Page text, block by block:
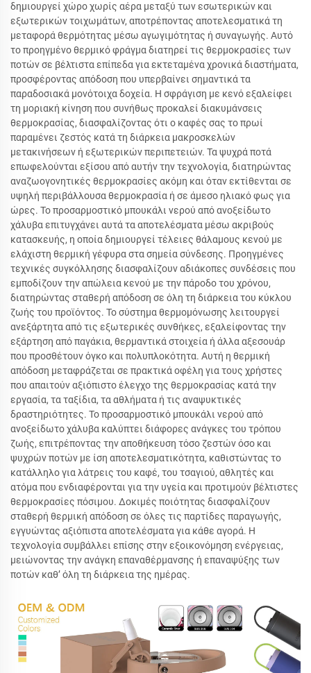
δημιουργεί χώρο χωρίς αέρα μεταξύ των εσωτερικών και
εξωτερικών τοιχωμάτων, αποτρέποντας αποτελεσματικά τη
μεταφορά θερμότητας μέσω αγωγιμότητας ή συναγωγής. Αυτό
το προηγμένο θερμικό φράγμα διατηρεί τις θερμοκρασίες των
ποτών σε βέλτιστα επίπεδα για εκτεταμένα χρονικά διαστήματα,
προσφέροντας απόδοση που υπερβαίνει σημαντικά τα
παραδοσιακά μονότοιχα δοχεία. Η σφράγιση με κενό εξαλείφει
τη μοριακή κίνηση που συνήθως προκαλεί διακυμάνσεις
θερμοκρασίας, διασφαλίζοντας ότι ο καφές σας το πρωί
παραμένει ζεστός κατά τη διάρκεια μακροσκελών
μετακινήσεων ή εξωτερικών περιπετειών. Τα ψυχρά ποτά
επωφελούνται εξίσου από αυτήν την τεχνολογία, διατηρώντας
αναζωογονητικές θερμοκρασίες ακόμη και όταν εκτίθενται σε
υψηλή περιβάλλουσα θερμοκρασία ή σε άμεσο ηλιακό φως για
ώρες. Το προσαρμοστικό μπουκάλι νερού από ανοξείδωτο
χάλυβα επιτυγχάνει αυτά τα αποτελέσματα μέσω ακριβούς
κατασκευής, η οποία δημιουργεί τέλειες θάλαμους κενού με
ελάχιστη θερμική γέφυρα στα σημεία σύνδεσης. Προηγμένες
τεχνικές συγκόλλησης διασφαλίζουν αδιάκοπες συνδέσεις που
εμποδίζουν την απώλεια κενού με την πάροδο του χρόνου,
διατηρώντας σταθερή απόδοση σε όλη τη διάρκεια του κύκλου
ζωής του προϊόντος. Το σύστημα θερμομόνωσης λειτουργεί
ανεξάρτητα από τις εξωτερικές συνθήκες, εξαλείφοντας την
εξάρτηση από παγάκια, θερμαντικά στοιχεία ή άλλα αξεσουάρ
που προσθέτουν όγκο και πολυπλοκότητα. Αυτή η θερμική
απόδοση μεταφράζεται σε πρακτικά οφέλη για τους χρήστες
που απαιτούν αξιόπιστο έλεγχο της θερμοκρασίας κατά την
εργασία, τα ταξίδια, τα αθλήματα ή τις αναψυκτικές
δραστηριότητες. Το προσαρμοστικό μπουκάλι νερού από
ανοξείδωτο χάλυβα καλύπτει διάφορες ανάγκες του τρόπου
ζωής, επιτρέποντας την αποθήκευση τόσο ζεστών όσο και
ψυχρών ποτών με ίση αποτελεσματικότητα, καθιστώντας το
κατάλληλο για λάτρεις του καφέ, του τσαγιού, αθλητές και
ατόμα που ενδιαφέρονται για την υγεία και προτιμούν βέλτιστες
θερμοκρασίες πόσιμου. Δοκιμές ποιότητας διασφαλίζουν
σταθερή θερμική απόδοση σε όλες τις παρτίδες παραγωγής,
εγγυώντας αξιόπιστα αποτελέσματα για κάθε αγορά. Η
τεχνολογία συμβάλλει επίσης στην εξοικονόμηση ενέργειας,
μειώνοντας την ανάγκη επαναθέρμανσης ή επαναψύξης των
ποτών καθ’ όλη τη διάρκεια της ημέρας.